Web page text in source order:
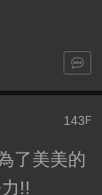
143F
了美美的
!!